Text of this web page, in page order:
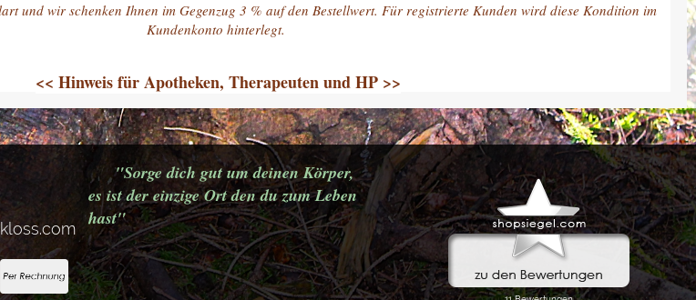
und wir schenken Ihnen im Gegenzug 3 % auf den Bestellwert. Für registrierte Kunden wird diese Kondition im
Kundenkonto hinterlegt.
<< Hinweis für Apotheken, Therapeuten und HP >>
"Sorge dich gut um deinen Körper,
es ist der einzige Ort den du zum Leben
hast"